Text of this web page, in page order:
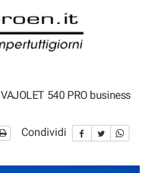
VAJOLET 540 PRO business
Condividi